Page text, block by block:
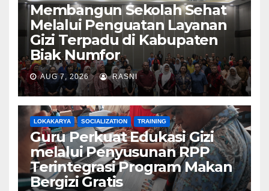
Membangun Sekolah Sehat
Melalui Penguatan Layanan
Gizi Terpadu di Kabupaten
Biak Numfor
AUG 7, 2026 RASNI
LOKAKARYA SOCIALIZATION TRAINING
Guru Perkuat Edukasi Gizi
melalui Penyusunan RPP
Terintegrasi Program Makan
Bergizi Gratis